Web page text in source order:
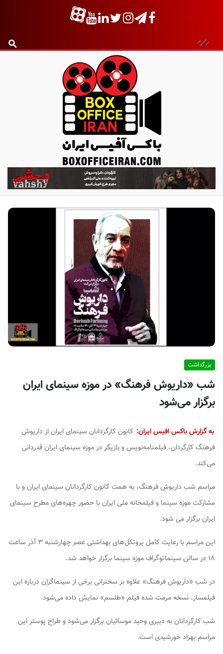
ب
ا
ک
س
بزرگداشت
شب «داریوش فرهنگ» در موزه سینمای ایران
برگزار می‌شود
به گزارش باکس افیس ایران: کانون کارگردانان سینمای ایران از داریوش
فرهنگ کارگردان، فیلمنامه‌نویس و بازیگر در موزه سینمای ایران قدردانی
می‌کند.
مراسم شب داریوش فرهنگ، به همت کانون کارگردانان سینمای ایران و با
مشارکت موزه سینما و فیلمخانه ملی ایران با حضور چهره‌های مطرح سینمای
ایران برگزار می شود.
این مراسم با رعایت کامل پروتکل‌های بهداشتی عصر چهارشنبه ۳ آذر ساعت
۱۸ در سالن سینماتوگراف موزه سینما برگزار خواهد شد.
در شب «داریوش فرهنگ» علاوه بر سخنرانی برخی از سینماگران درباره این
فیلمساز، نسخه مرمت شده فیلم «طلسم» نمایش داده می‌شود.
شب کارگردانان به دبیری وحید موسائیان برگزار می‌شود و طراح پوستر این
مراسم بهزاد خورشیدی است.